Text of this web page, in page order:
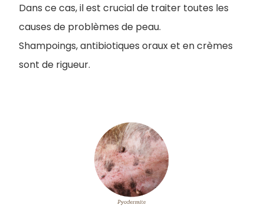
Dans ce cas, il est crucial de traiter toutes les
causes de problèmes de peau.
Shampoings, antibiotiques oraux et en crèmes
sont de rigueur.